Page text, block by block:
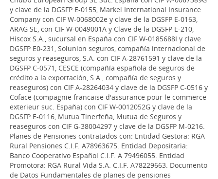
y clave de la DGSFP E-0155, Markel International Insurance
Company con CIF W-0068002e y clave de la DGSFP E-0163,
ARAG SE, con CIF W-0049001A y Clave de la DGSFP E-210,
Hiscox S.A., sucursal en España con CIF W-0185688I y clave
DGSFP E0-231, Solunion seguros, compañía internacional de
seguros y reaseguros, S.A. con CIF A-28761591 y clave de la
DGSFP C-0571, CESCE (compañía española de seguros de
crédito a la exportación, S.A., compañía de seguros y
reaseguros) con CIF A-28264034 y clave de la DGSFP C-0516 y
Coface (compagnie francaise d'assurance pour le commerce
exterieur suc. España) con CIF W-0012052G y clave de la
DGSFP E-0116, Mutua Tinerfeña, Mutua de Seguros y
reaseguros con CIF G-38004297 y clave de la DGSFP M-0216.
Planes de Pensiones contratados con: Entidad Gestora: RGA
Rural Pensiones C.I.F. A78963675. Entidad Depositaria:
Banco Cooperativo Español C.I.F. A 79496055. Entidad
Promotora: RGA Rural Vida S.A. C.I.F. A78229663. Documento
de Datos Fundamentales de planes de pensiones